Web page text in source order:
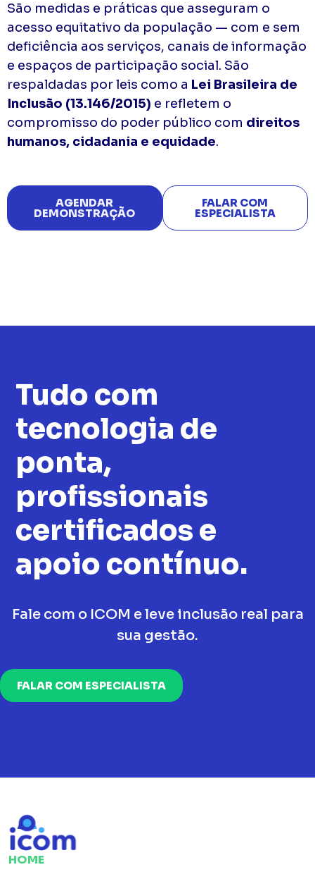
São medidas e práticas que asseguram o
acesso equitativo da população — com e sem
deficiência aos serviços, canais de informação
e espaços de participação social. São
respaldadas por leis como a Lei Brasileira de
Inclusão (13.146/2015) e refletem o
compromisso do poder público com direitos
humanos, cidadania e equidade.
AGENDAR
DEMONSTRAÇÃO
FALAR COM
ESPECIALISTA
Tudo com
tecnologia de
ponta,
profissionais
certificados e
apoio contínuo.
Fale com o ICOM e leve inclusão real para
sua gestão.
FALAR COM ESPECIALISTA
HOME